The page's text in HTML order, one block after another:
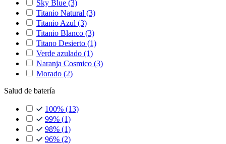
Sky Blue (3)
Titanio Natural (3)
Titanio Azul (3)
Titanio Blanco (3)
Titano Desierto (1)
Verde azulado (1)
Naranja Cosmico (3)
Morado (2)
Salud de batería
100% (13)
99% (1)
98% (1)
96% (2)